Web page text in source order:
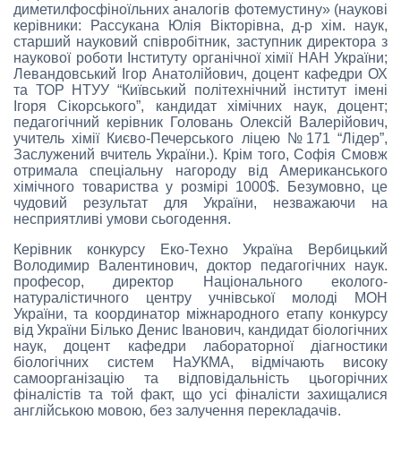
диметилфосфіноїльних аналогів фотемустину» (наукові
керівники: Рассукана Юлія Вікторівна, д-р хім. наук,
cтарший науковий співробітник, заступник директора з
наукової роботи Інституту органічної хімії НАН України;
Левандовський Ігор Анатолійович, доцент кафедри ОХ
та ТОР НТУУ “Київський політехнічний інститут імені
Ігоря Сікорського”, кандидат хімічних наук, доцент;
педагогічний керівник Головань Олексій Валерійович,
учитель хімії Києво-Печерського ліцею №171 “Лідер”,
Заслужений вчитель України.). Крім того, Софія Смовж
отримала спеціальну нагороду від Американського
хімічного товариства у розмірі 1000$. Безумовно, це
чудовий результат для України, незважаючи на
несприятливі умови сьогодення.
Керівник конкурсу Еко-Техно Україна Вербицький
Володимир Валентинович, доктор педагогічних наук.
професор, директор Національного еколого-
натуралістичного центру учнівської молоді МОН
України, та координатор міжнародного етапу конкурсу
від України Білько Денис Іванович, кандидат біологічних
наук, доцент кафедри лабораторної діагностики
біологічних систем НаУКМА, відмічають високу
самоорганізацію та відповідальність цьогорічних
фіналістів та той факт, що усі фіналісти захищалися
англійською мовою, без залучення перекладачів.